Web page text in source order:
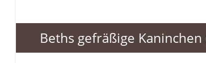
Beths gefräßige